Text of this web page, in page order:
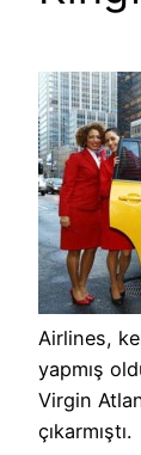
Airlines,
yapmış
Virgin
çıkarmıştı.